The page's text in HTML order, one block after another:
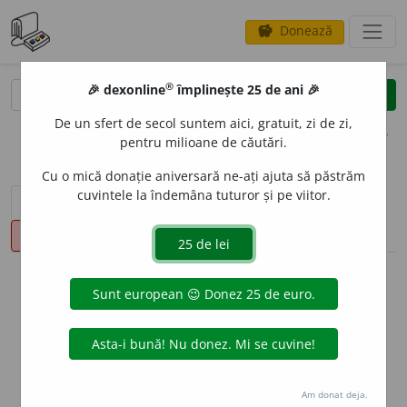
savings Donează
clear
opțiuni
sinteza definițiilor (1) definiții (22)
declinări
info
Aceste definiții sunt compilate de
echipa dexonline. Definițiile
originale se află pe filadefiniții.
Puteți reordona filele pe pagina de
🎉 dexonline® împlinește 25 de ani 🎉
De un sfert de secol suntem aici, gratuit, zi de zi,
pentru milioane de căutări.
Cu o mică donație aniversară ne-ați ajuta să păstrăm
cuvintele la îndemâna tuturor și pe viitor.
Am donat deja.